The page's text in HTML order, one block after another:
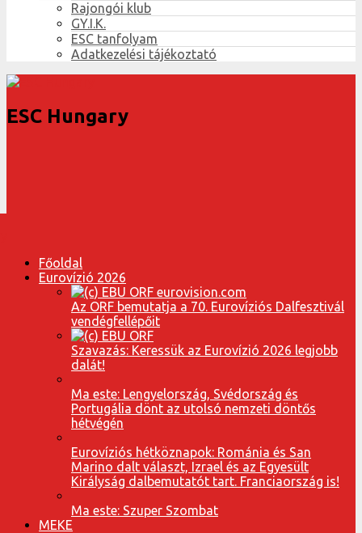
Rajongói klub
GY.I.K.
ESC tanfolyam
Adatkezelési tájékoztató
ESC Hungary
Főoldal
Eurovízió 2026
Az ORF bemutatja a 70. Eurovíziós Dalfesztivál
vendégfellépőit
Szavazás: Keressük az Eurovízió 2026 legjobb
dalát!
Ma este: Lengyelország, Svédország és
Portugália dönt az utolsó nemzeti döntős
hétvégén
Eurovíziós hétköznapok: Románia és San
Marino dalt választ, Izrael és az Egyesült
Királyság dalbemutatót tart. Franciaország is!
Ma este: Szuper Szombat
MEKE